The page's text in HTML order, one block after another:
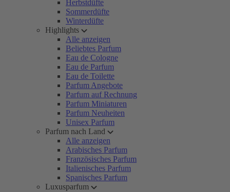
Herbstdüfte
Sommerdüfte
Winterdüfte
Highlights
Alle anzeigen
Beliebtes Parfum
Eau de Cologne
Eau de Parfum
Eau de Toilette
Parfum Angebote
Parfum auf Rechnung
Parfum Miniaturen
Parfum Neuheiten
Unisex Parfum
Parfum nach Land
Alle anzeigen
Arabisches Parfum
Französisches Parfum
Italienisches Parfum
Spanisches Parfum
Luxusparfum